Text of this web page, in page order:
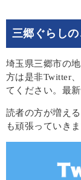
三郷ぐらし
埼玉県三郷市の
方は是非Twitter
てください。最
読者の方が増え
も頑張っていき